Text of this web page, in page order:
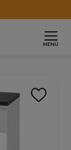
MENÜ
Container